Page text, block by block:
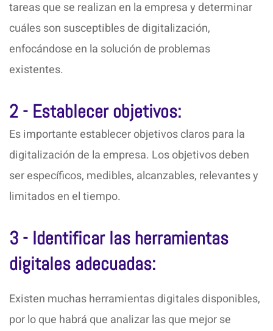
tareas que se realizan en la empresa y determinar
cuáles son susceptibles de digitalización,
enfocándose en la solución de problemas
existentes.
2 - Establecer objetivos:
Es importante establecer objetivos claros para la
digitalización de la empresa. Los objetivos deben
ser específicos, medibles, alcanzables, relevantes y
limitados en el tiempo.
3 - Identificar las herramientas
digitales adecuadas:
Existen muchas herramientas digitales disponibles,
por lo que habrá que analizar las que mejor se